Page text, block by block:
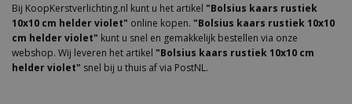
Bij KoopKerstverlichting.nl kunt u het artikel "Bolsius kaars rustiek
10x10 cm helder violet" online kopen. "Bolsius kaars rustiek 10x10
cm helder violet" kunt u snel en gemakkelijk bestellen via onze
webshop. Wij leveren het artikel "Bolsius kaars rustiek 10x10 cm
helder violet" snel bij u thuis af via PostNL.